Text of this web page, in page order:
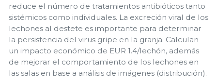
reduce el número de tratamientos antibióticos tanto
sistémicos como individuales. La excreción viral de los
lechones al destete es importante para determinar
la persistencia del virus gripe en la granja. Calculan
un impacto económico de EUR 1.4/lechón, además
de mejorar el comportamiento de los lechones en
las salas en base a análisis de imágenes (distribución).